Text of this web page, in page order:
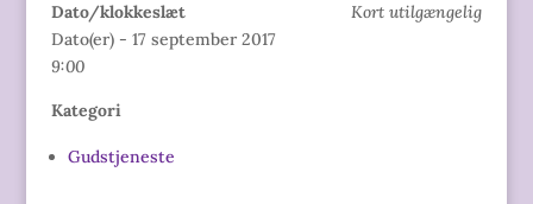
Kort utilgængelig
Dato/klokkeslæt
Dato(er) - 17 september 2017
9:00
Kategori
Gudstjeneste